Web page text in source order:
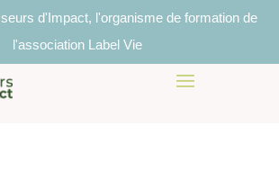
d'Impact, l'organisme de formation de
l'association Label Vie